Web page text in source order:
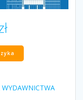
WYDAWNICTWA